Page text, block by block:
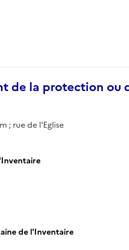
de la protection ou
; rue de l'Eglise
de l'Inventaire